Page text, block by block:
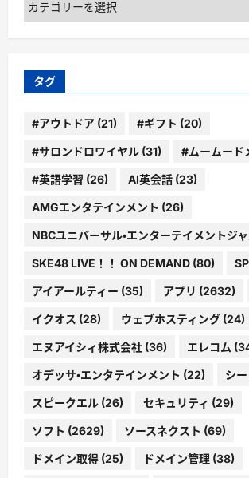
テ
ゴ
ー
タグ
#アウトドア (21) #ギフト (20)
#サロンドロワイヤル (31) #ムームード
#英語学習 (26) AI英会話 (23)
AMGエンタテインメント (26)
NBCユニバーサル・エンターテイメントジ
SKE48 LIVE！！ ON DEMAND (80)
アイアールティー (35) アプリ (2632)
イクオス (28) ウェブホスティング (24)
エヌアイシィ株式会社 (36) エレコム
オデッサ・エンタテインメント (22) シ
スピークエル (26) セキュリティ (29)
ソフト (2629) ソースネクスト (69)
ドメイン取得 (25) ドメイン管理 (38)